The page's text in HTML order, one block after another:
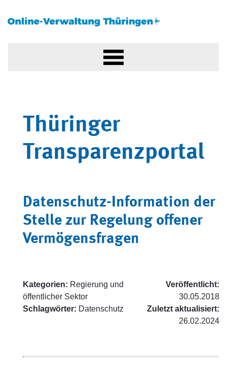
Thüringer
Transparenzportal
Datenschutz-Information der
Stelle zur Regelung offener
Vermögensfragen
Kategorien: Regierung und
öffentlicher Sektor
Schlagwörter: Datenschutz
Veröffentlicht:
30.05.2018
Zuletzt aktualisiert:
26.02.2024